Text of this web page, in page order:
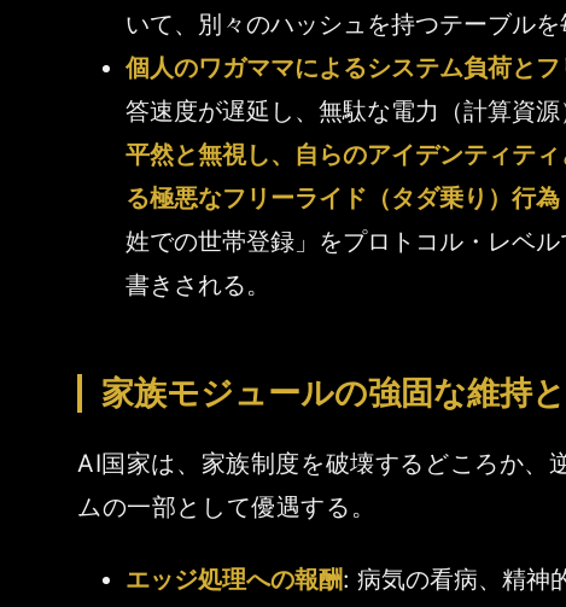
いて、別々のハッシュを持つテーブル
個人のワガママによるシステム負荷と
答速度が遅延し、無駄な電力（計算資
平然と無視し、自らのアイデンティテ
る極悪なフリーライド（タダ乗り）行為
姓での世帯登録」をプロトコル・レベ
書きされる。
家族モジュールの強固な維持
AI国家は、家族制度を破壊するどころか、
ムの一部として優遇する。
エッジ処理への報酬: 病気の看病、精神